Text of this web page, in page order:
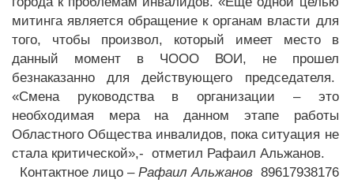
митинга является обращение к органам власти для
того, чтобы произвол, который имеет место в
данный момент в ЧООО ВОИ, не прошел
безнаказанно для действующего председателя.
«Смена руководства в организации – это
необходимая мера на данном этапе работы
Областного Общества инвалидов, пока ситуация не
стала критической»,- отметил Рафаил Альжанов.
Контактное лицо – Рафаил Альжанов89617938176